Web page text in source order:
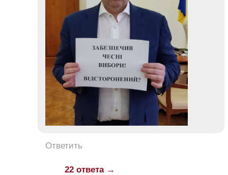
Ответить
22 ответа →